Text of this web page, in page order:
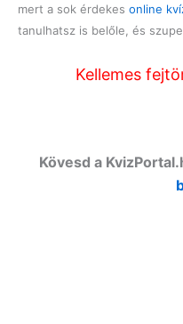
mert a sok érdekes online
tanulhatsz is belőle, és
Kellemes
Kövesd a